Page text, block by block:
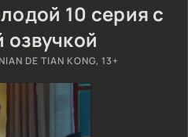
10 серия с
озвучкой
DE TIAN KONG, 13+